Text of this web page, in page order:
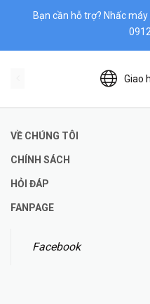
Bạn cần hỗ trợ? Nhấc
Giao
VỀ CHÚNG TÔI
CHÍNH SÁCH
HỎI ĐÁP
FANPAGE
Facebook